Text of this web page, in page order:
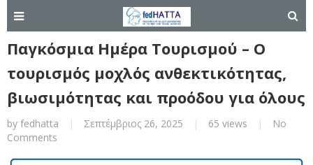
Παγκόσμια Ημέρα Τουρισμού – Ο
τουρισμός μοχλός ανθεκτικότητας,
βιωσιμότητας και προόδου για όλους
by fedhatta | Σεπτέμβριος 26, 2025 | 65 views |
No
Comments